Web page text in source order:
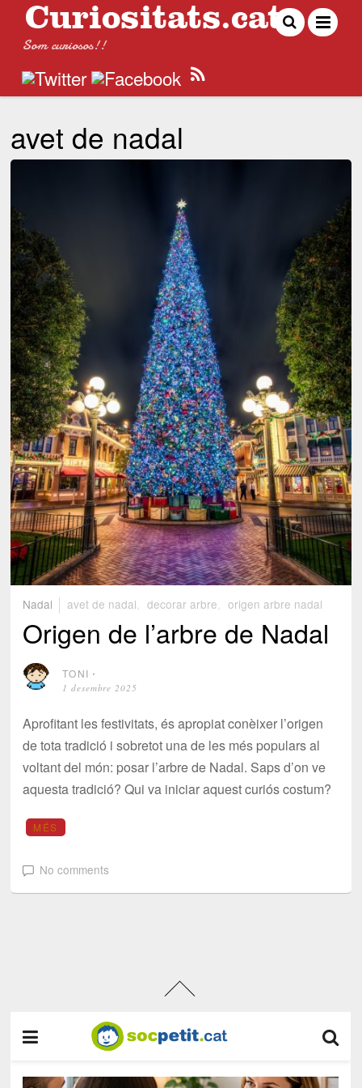
Som curiosos!!
avet de nadal
Nadal avet de nadal decorar arbre origen arbre nadal
Origen de l’arbre de Nadal
TONI ⋅
1 desembre 2025
Aprofitant les festivitats, és apropiat conèixer l’origen
de tota tradició i sobretot una de les més populars al
voltant del món: posar l’arbre de Nadal. Saps d’on ve
aquesta tradició? Qui va iniciar aquest curiós costum?
MÉS
No comments